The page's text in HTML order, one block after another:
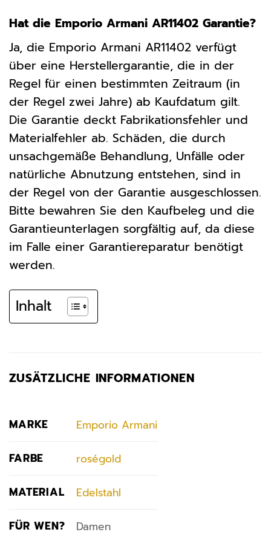
Hat die Emporio Armani AR11402 Garantie?
Ja, die Emporio Armani AR11402 verfügt
über eine Herstellergarantie, die in der
Regel für einen bestimmten Zeitraum (in
der Regel zwei Jahre) ab Kaufdatum gilt.
Die Garantie deckt Fabrikationsfehler und
Materialfehler ab. Schäden, die durch
unsachgemäße Behandlung, Unfälle oder
natürliche Abnutzung entstehen, sind in
der Regel von der Garantie ausgeschlossen.
Bitte bewahren Sie den Kaufbeleg und die
Garantieunterlagen sorgfältig auf, da diese
im Falle einer Garantiereparatur benötigt
werden.
Inhalt
ZUSÄTZLICHE INFORMATIONEN
MARKE Emporio Armani
FARBE roségold
MATERIAL Edelstahl
FÜR WEN? Damen